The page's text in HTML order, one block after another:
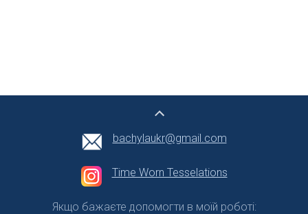
bachylaukr@gmail.com
Time Worn Tesselations
Якщо бажаєте допомогти в моїй роботі: